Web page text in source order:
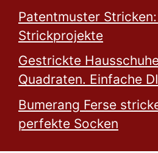
Patentmuster
Strickprojekte
Gestrickte
Quadraten. Einfache
Bumerang Ferse
perfekte Socken